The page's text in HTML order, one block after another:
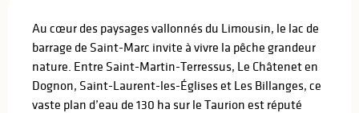
Au cœur des paysages vallonnés du Limousin, le lac de
barrage de Saint-Marc invite à vivre la pêche grandeur
nature. Entre Saint-Martin-Terressus, Le Châtenet en
Dognon, Saint-Laurent-les-Églises et Les Billanges, ce
vaste plan d’eau de 130 ha sur le Taurion est réputé